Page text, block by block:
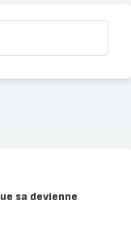
sa devienne